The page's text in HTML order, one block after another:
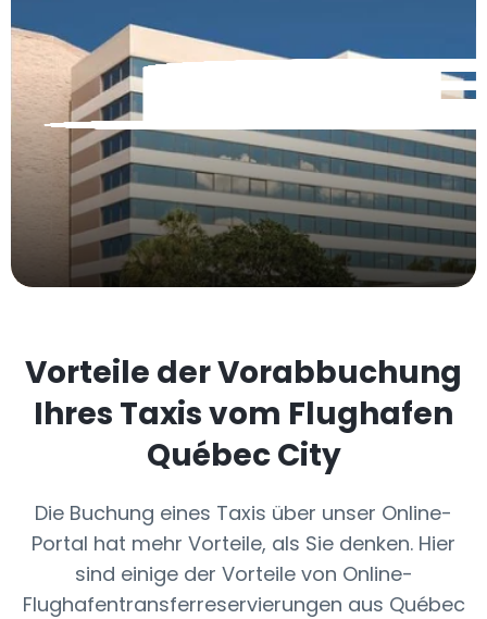
Vorteile der Vorabbuchung
Ihres Taxis vom Flughafen
Québec City
Die Buchung eines Taxis über unser Online-
Portal hat mehr Vorteile, als Sie denken. Hier
sind einige der Vorteile von Online-
Flughafentransferreservierungen aus Québec